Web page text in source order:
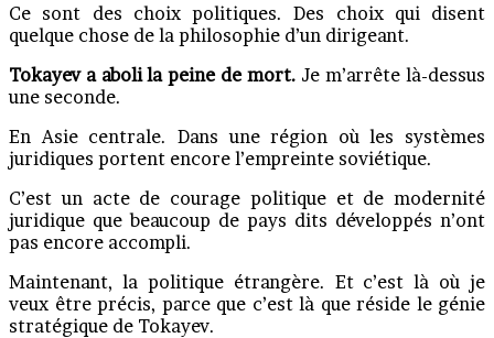
Ce sont des choix politiques. Des choix qui disent
quelque chose de la philosophie d’un dirigeant.
Tokayev a aboli la peine de mort. Je m’arrête là-dessus
une seconde.
En Asie centrale. Dans une région où les systèmes
juridiques portent encore l’empreinte soviétique.
C’est un acte de courage politique et de modernité
juridique que beaucoup de pays dits développés n’ont
pas encore accompli.
Maintenant, la politique étrangère. Et c’est là où je
veux être précis, parce que c’est là que réside le génie
stratégique de Tokayev.